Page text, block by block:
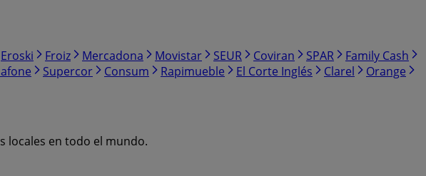
Eroski Froiz Mercadona Movistar SEUR Coviran SPAR
Family Cash
Supercor Consum Rapimueble El Corte Inglés Clarel
Orange
locales en todo el mundo.